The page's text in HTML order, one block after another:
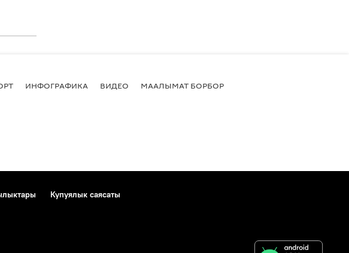
ИНФОГРАФИКА ВИДЕО МААЛЫМАТ БОРБОР
Купуялык саясаты